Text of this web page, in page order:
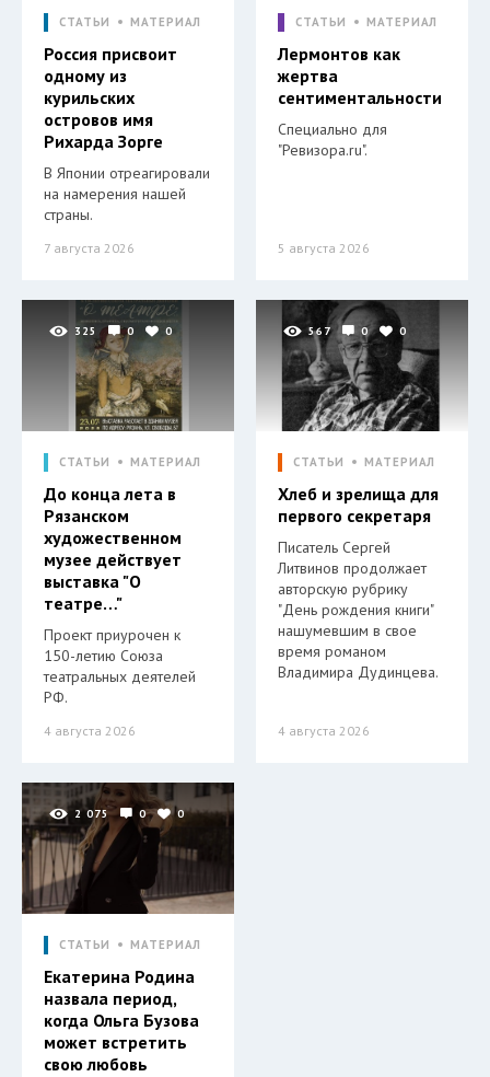
СТАТЬИ МАТЕРИАЛ
Россия присвоит
одному из
курильских
островов имя
Рихарда Зорге
В Японии отреагировали
на намерения нашей
страны.
7 августа 2026
СТАТЬИ МАТЕРИАЛ
Лермонтов как
жертва
сентиментальности
Специально для
"Ревизора.ru".
5 августа 2026
325 0 0
СТАТЬИ МАТЕРИАЛ
До конца лета в
Рязанском
художественном
музее действует
выставка "О
театре…"
Проект приурочен к
150-летию Союза
театральных деятелей
РФ.
4 августа 2026
567 0 0
СТАТЬИ МАТЕРИАЛ
Хлеб и зрелища для
первого секретаря
Писатель Сергей
Литвинов продолжает
авторскую рубрику
"День рождения книги"
нашумевшим в свое
время романом
Владимира Дудинцева.
4 августа 2026
2 075 0 0
СТАТЬИ МАТЕРИАЛ
Екатерина Родина
назвала период,
когда Ольга Бузова
может встретить
свою любовь